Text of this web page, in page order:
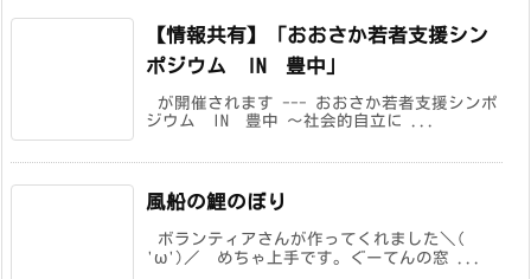
【情報共有】「おおさか若者支援シン
ポジウム IN 豊中」
が開催されます --- おおさか若者支援シンポ
ジウム IN 豊中 ～社会的自立に ...
風船の鯉のぼり
ボランティアさんが作ってくれました＼(
'ω')／ めちゃ上手です。ぐーてんの窓 ...